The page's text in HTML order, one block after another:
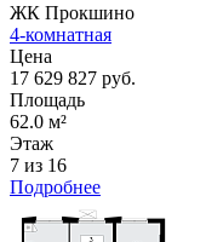
ЖК Прокшино
4-комнатная
Цена
17 629 827 руб.
Площадь
62.0 м²
Этаж
7 из 16
Подробнее